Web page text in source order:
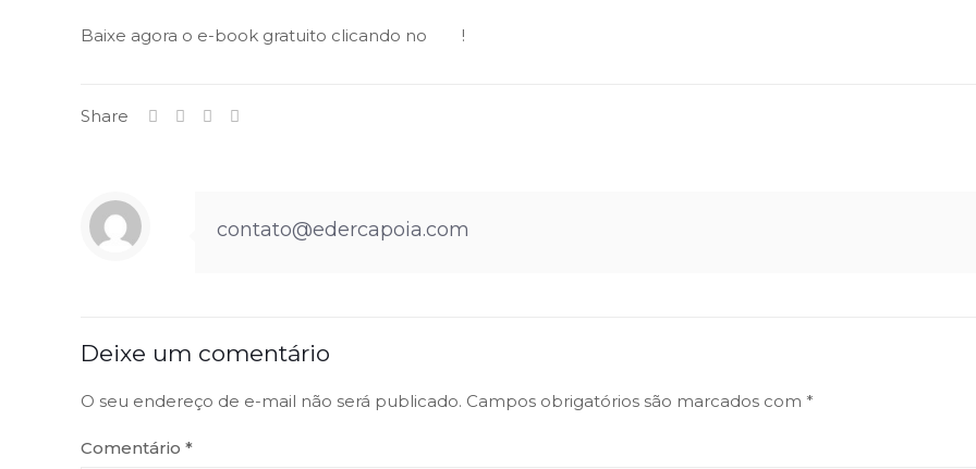
Baixe agora o e-book gratuito clicando no !
Share
contato@edercapoia.com
Deixe um comentário
O seu endereço de e-mail não será publicado. Campos obrigatórios são marcados com *
Comentário *